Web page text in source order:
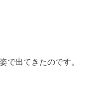
で出てきたのです。